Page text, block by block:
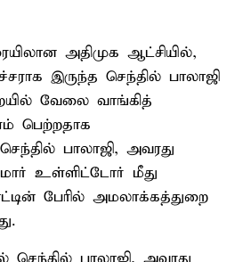
அதிமுக ஆட்சியில்,
இருந்த செந்தில் பாலாஜி
வேலை வாங்கித்
பெற்றதாக
பாலாஜி, அவரது
உள்ளிட்டோர் மீது
பேரில் அமலாக்கத்துறை